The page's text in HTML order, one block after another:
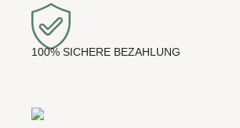
100% SICHERE BEZAHLUNG